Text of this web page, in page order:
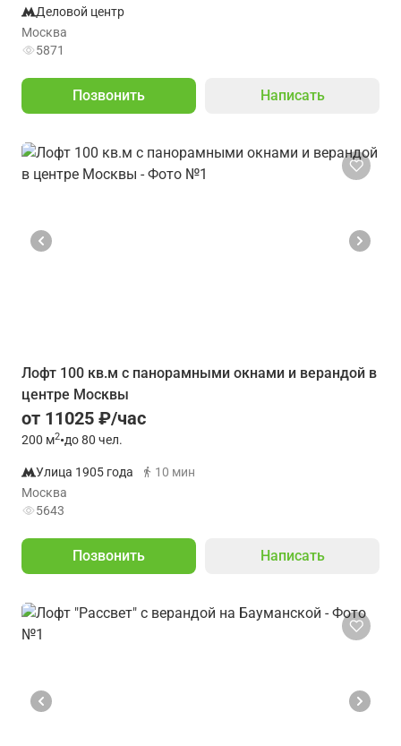
Деловой центр
Москва
5871
Позвонить Написать
Лoфт 100 кв.м с панорамными окнами и верандой в
центре Москвы
от 11025 ₽/час
200 м2•до 80 чел.
Улица 1905 года
10 мин
Москва
5643
Позвонить Написать